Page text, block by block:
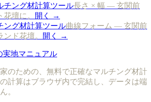
チング材計算ツール長さ × 幅 — 玄関前
壇に。
開く →
ング材計算ツール曲線フォーム — 玄関前
ド花壇。
開く →
実地マニュアル
のための、無料で正確なマルチング材計
計算はブラウザ内で完結し、データは端
。